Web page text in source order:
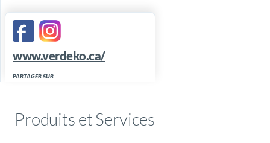
www.verdeko.ca/
PARTAGER SUR
Produits et Services